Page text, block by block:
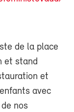
de la place
et stand
et
avec
nos